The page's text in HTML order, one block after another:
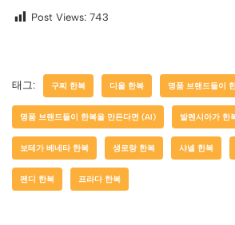
Post Views: 743
태그: 구찌 한복 디올 한복 명품 브랜드들이
명품 브랜드들이 한복을 만든다면 (AI) 발렌시아가 한
보테가 베네타 한복 생로랑 한복 샤넬 한복
펜디 한복 프라다 한복